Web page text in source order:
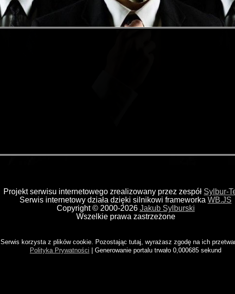
Projekt serwisu internetowego zrealizowany przez zespół Sylbur-
Serwis internetowy działa dzięki silnikowi frameworka WB.JS
Copyright © 2000-2026 Jakub Sylburski
Wszelkie prawa zastrzeżone
Serwis korzysta z plików cookie. Pozostając tutaj, wyrażasz zgodę na ich
Polityka Prywatności | Generowanie portalu trwało 0,000685 sekund